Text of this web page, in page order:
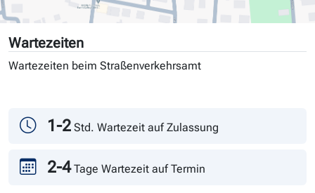
Wartezeiten
Wartezeiten beim Straßenverkehrsamt
Andrang
1-2 Std. Wartezeit auf Zulassung
2-4 Tage Wartezeit auf Termin